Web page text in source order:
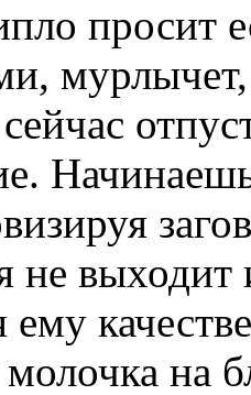
просит
не
ему
на